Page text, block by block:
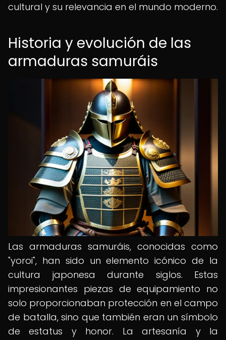
cultural y su relevancia en el mundo moderno.
Historia y evolución de las
armaduras samuráis
Las armaduras samuráis, conocidas como
"yoroi", han sido un elemento icónico de la
cultura japonesa durante siglos. Estas
impresionantes piezas de equipamiento no
solo proporcionaban protección en el campo
de batalla, sino que también eran un símbolo
de estatus y honor. La artesanía y la